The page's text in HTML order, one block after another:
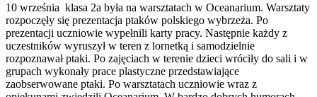
10 września klasa 2a była na warsztatach w Oceanarium. Warsztaty
rozpoczęły się prezentacja ptaków polskiego wybrzeża. Po
prezentacji uczniowie wypełnili karty pracy. Następnie każdy z
uczestników wyruszył w teren z lornetką i samodzielnie
rozpoznawał ptaki. Po zajęciach w terenie dzieci wróciły do sali i w
grupach wykonały prace plastyczne przedstawiające
zaobserwowane ptaki. Po warsztatach uczniowie wraz z